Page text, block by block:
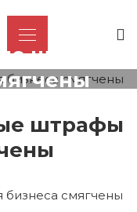
штрафы
штрафы
смягчены